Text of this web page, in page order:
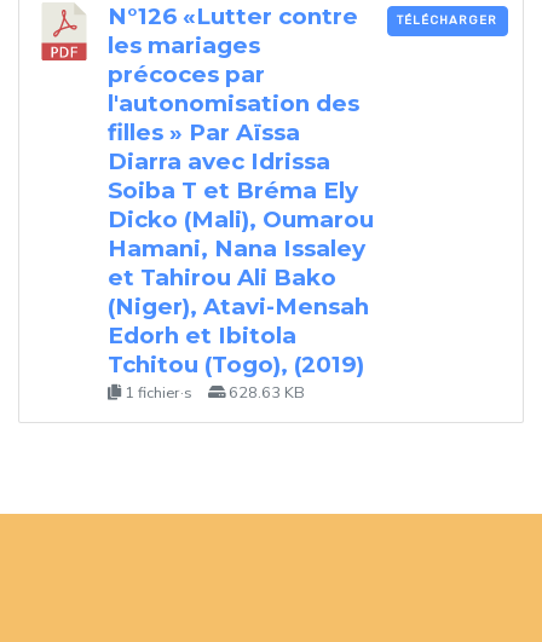
N°126 «Lutter contre
les mariages
précoces par
l'autonomisation des
filles » Par Aïssa
Diarra avec Idrissa
Soiba T et Bréma Ely
Dicko (Mali), Oumarou
Hamani, Nana Issaley
et Tahirou Ali Bako
(Niger), Atavi-Mensah
Edorh et Ibitola
Tchitou (Togo), (2019)
1 fichier·s 628.63 KB
TÉLÉCHARGER